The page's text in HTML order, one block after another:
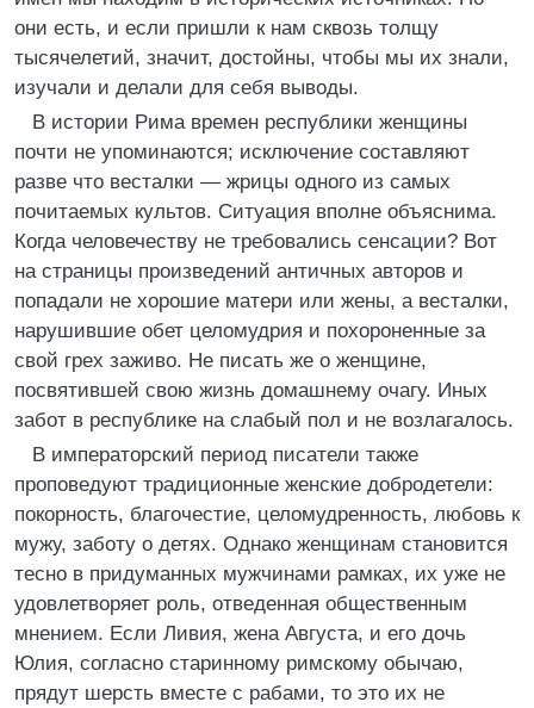
они есть, и если пришли к нам сквозь толщу
тысячелетий, значит, достойны, чтобы мы их знали,
изучали и делали для себя выводы.
В истории Рима времен республики женщины
почти не упоминаются; исключение составляют
разве что весталки — жрицы одного из самых
почитаемых культов. Ситуация вполне объяснима.
Когда человечеству не требовались сенсации? Вот
на страницы произведений античных авторов и
попадали не хорошие матери или жены, а весталки,
нарушившие обет целомудрия и похороненные за
свой грех заживо. Не писать же о женщине,
посвятившей свою жизнь домашнему очагу. Иных
забот в республике на слабый пол и не возлагалось.
В императорский период писатели также
проповедуют традиционные женские добродетели:
покорность, благочестие, целомудренность, любовь к
мужу, заботу о детях. Однако женщинам становится
тесно в придуманных мужчинами рамках, их уже не
удовлетворяет роль, отведенная общественным
мнением. Если Ливия, жена Августа, и его дочь
Юлия, согласно старинному римскому обычаю,
прядут шерсть вместе с рабами, то это их не